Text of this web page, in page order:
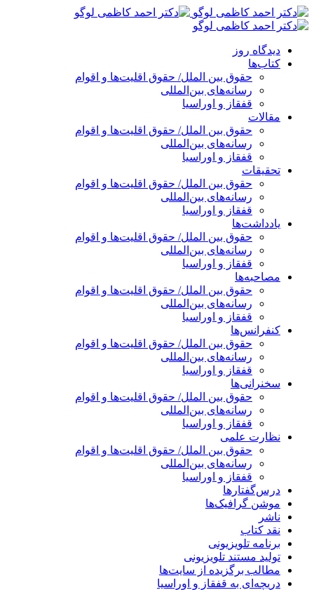
پرش
به
دیدگاه روز
کتاب‌ها
حقوق بین الملل/ حقوق اقلیت‌ها و اقوام
رسانه‌های بین‌المللی
قفقاز و اوراسیا
مقالات
حقوق بین الملل/ حقوق اقلیت‌ها و اقوام
رسانه‌های بین‌المللی
قفقاز و اوراسیا
تحقیقات
حقوق بین الملل/ حقوق اقلیت‌ها و اقوام
رسانه‌های بین‌المللی
قفقاز و اوراسیا
یادداشت‌ها
حقوق بین الملل/ حقوق اقلیت‌ها و اقوام
رسانه‌های بین‌المللی
قفقاز و اوراسیا
مصاحبه‌ها
حقوق بین الملل/ حقوق اقلیت‌ها و اقوام
رسانه‌های بین‌المللی
قفقاز و اوراسیا
کنفرانس‌ها
حقوق بین الملل/ حقوق اقلیت‌ها و اقوام
رسانه‌های بین‌المللی
قفقاز و اوراسیا
سخنرانی‌ها
حقوق بین الملل/ حقوق اقلیت‌ها و اقوام
رسانه‌های بین‌المللی
قفقاز و اوراسیا
نظارت علمی
حقوق بین الملل/ حقوق اقلیت‌ها و اقوام
رسانه‌های بین‌المللی
قفقاز و اوراسیا
درس‌گفتارها
موشن گرافیک‌ها
ناشر
نقد کتاب
برنامه‌ تلویزیونی
تولید مستند تلویزیونی
مطالب برگزیده از سایت‌ها
دریچه‌ای به قفقاز و اوراسیا